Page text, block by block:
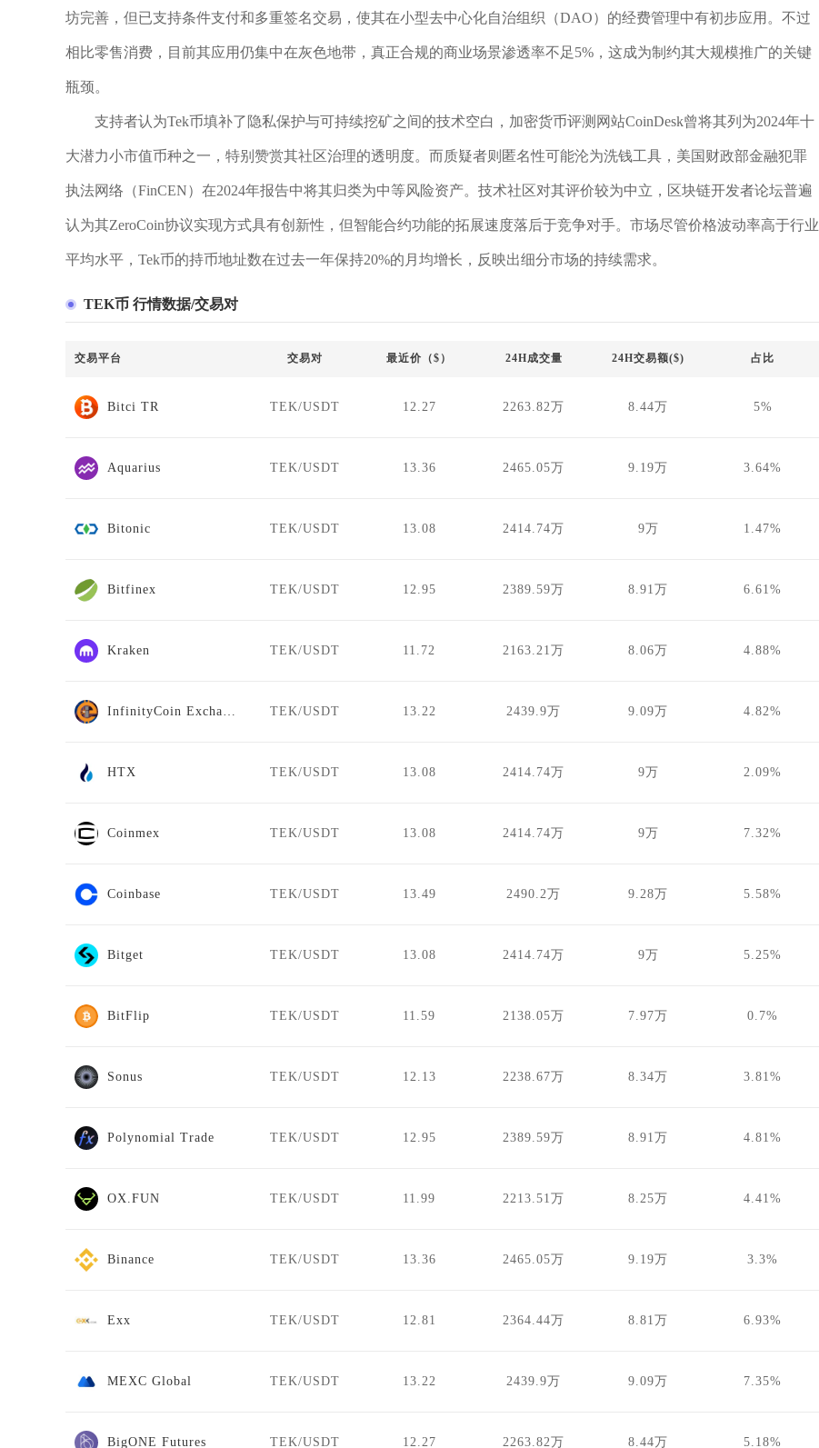
坊完善，但已支持条件支付和多重签名交易，使其在小型去中心化自治组织（DAO）的经费管理中有初步应用。不过
相比零售消费，目前其应用仍集中在灰色地带，真正合规的商业场景渗透率不足5%，这成为制约其大规模推广的关键
瓶颈。
支持者认为Tek币填补了隐私保护与可持续挖矿之间的技术空白，加密货币评测网站CoinDesk曾将其列为2024年十
大潜力小市值币种之一，特别赞赏其社区治理的透明度。而质疑者则匿名性可能沦为洗钱工具，美国财政部金融犯罪
执法网络（FinCEN）在2024年报告中将其归类为中等风险资产。技术社区对其评价较为中立，区块链开发者论坛普遍
认为其ZeroCoin协议实现方式具有创新性，但智能合约功能的拓展速度落后于竞争对手。市场尽管价格波动率高于行业
平均水平，Tek币的持币地址数在过去一年保持20%的月均增长，反映出细分市场的持续需求。
TEK币 行情数据/交易对
交易平台 交易对 最近价（$） 24H成交量 24H交易额($) 占比
Bitci TR TEK/USDT 12.27 2263.82万 8.44万 5%
Aquarius TEK/USDT 13.36 2465.05万 9.19万 3.64%
Bitonic TEK/USDT 13.08 2414.74万 9万 1.47%
Bitfinex TEK/USDT 12.95 2389.59万 8.91万 6.61%
Kraken TEK/USDT 11.72 2163.21万 8.06万 4.88%
InfinityCoin Exchange TEK/USDT 13.22 2439.9万 9.09万 4.82%
HTX TEK/USDT 13.08 2414.74万 9万 2.09%
Coinmex TEK/USDT 13.08 2414.74万 9万 7.32%
Coinbase TEK/USDT 13.49 2490.2万 9.28万 5.58%
Bitget TEK/USDT 13.08 2414.74万 9万 5.25%
BitFlip TEK/USDT 11.59 2138.05万 7.97万 0.7%
Sonus TEK/USDT 12.13 2238.67万 8.34万 3.81%
Polynomial Trade TEK/USDT 12.95 2389.59万 8.91万 4.81%
OX.FUN TEK/USDT 11.99 2213.51万 8.25万 4.41%
Binance TEK/USDT 13.36 2465.05万 9.19万 3.3%
Exx TEK/USDT 12.81 2364.44万 8.81万 6.93%
MEXC Global TEK/USDT 13.22 2439.9万 9.09万 7.35%
BigONE Futures TEK/USDT 12.27 2263.82万 8.44万 5.18%